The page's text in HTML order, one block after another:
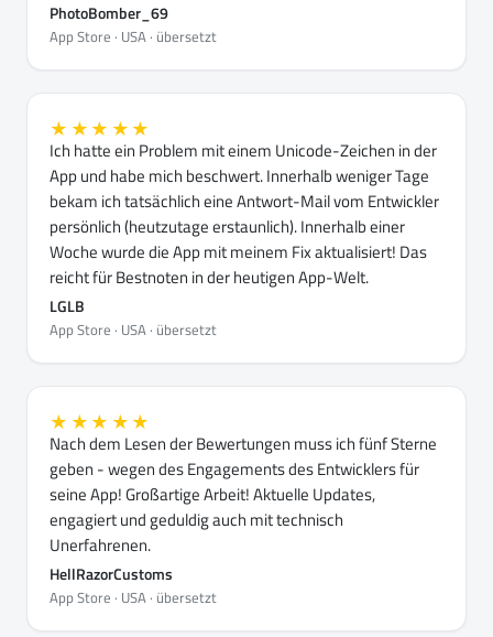
PhotoBomber_69
App Store · USA · übersetzt
★★★★★
Ich hatte ein Problem mit einem Unicode-Zeichen in der
App und habe mich beschwert. Innerhalb weniger Tage
bekam ich tatsächlich eine Antwort-Mail vom Entwickler
persönlich (heutzutage erstaunlich). Innerhalb einer
Woche wurde die App mit meinem Fix aktualisiert! Das
reicht für Bestnoten in der heutigen App-Welt.
LGLB
App Store · USA · übersetzt
★★★★★
Nach dem Lesen der Bewertungen muss ich fünf Sterne
geben - wegen des Engagements des Entwicklers für
seine App! Großartige Arbeit! Aktuelle Updates,
engagiert und geduldig auch mit technisch
Unerfahrenen.
HellRazorCustoms
App Store · USA · übersetzt